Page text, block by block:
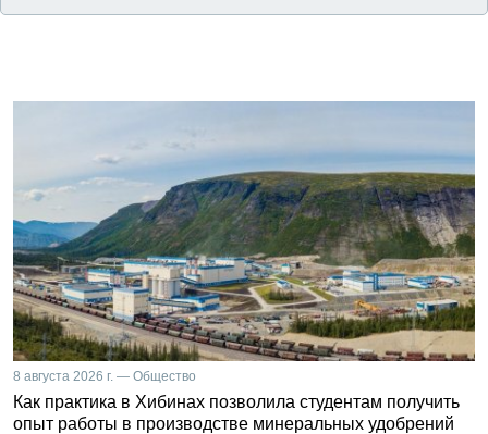
8 августа 2026 г. — Общество
Как практика в Хибинах позволила студентам получить
опыт работы в производстве минеральных удобрений